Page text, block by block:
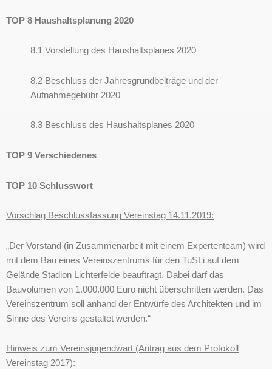
TOP 8 Haushaltsplanung 2020
8.1 Vorstellung des Haushaltsplanes 2020
8.2 Beschluss der Jahresgrundbeiträge und der
Aufnahmegebühr 2020
8.3 Beschluss des Haushaltsplanes 2020
TOP 9 Verschiedenes
TOP 10 Schlusswort
Vorschlag Beschlussfassung Vereinstag 14.11.2019:
„Der Vorstand (in Zusammenarbeit mit einem Expertenteam) wird
mit dem Bau eines Vereinszentrums für den TuSLi auf dem
Gelände Stadion Lichterfelde beauftragt. Dabei darf das
Bauvolumen von 1.000.000 Euro nicht überschritten werden. Das
Vereinszentrum soll anhand der Entwürfe des Architekten und im
Sinne des Vereins gestaltet werden.“
Hinweis zum Vereinsjugendwart (Antrag aus dem Protokoll
Vereinstag 2017):